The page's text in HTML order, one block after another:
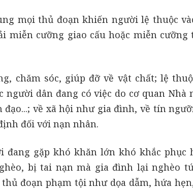
mọi thủ đoạn khiến người lệ thuộc
miễn cưỡng giao cấu hoặc miễn cưỡng
chăm sóc, giúp đỡ về vật chất; lệ
dân đang có việc do cơ quan Nhà
về xã hội như gia đình, về tín
đối với nạn nhân.
gặp khó khăn lớn khó khắc phục
bị tai nạn mà gia đình lại nghèo
đoạn phạm tội như dọa dẫm, hứa